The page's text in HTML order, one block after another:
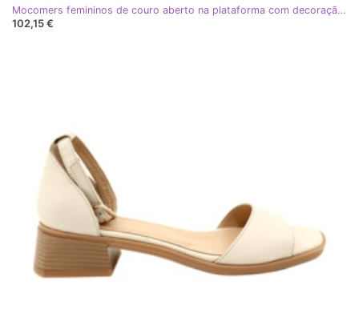
Mocomers femininos de couro aberto na plataforma com decoração CLW319405 bege
102,15 €